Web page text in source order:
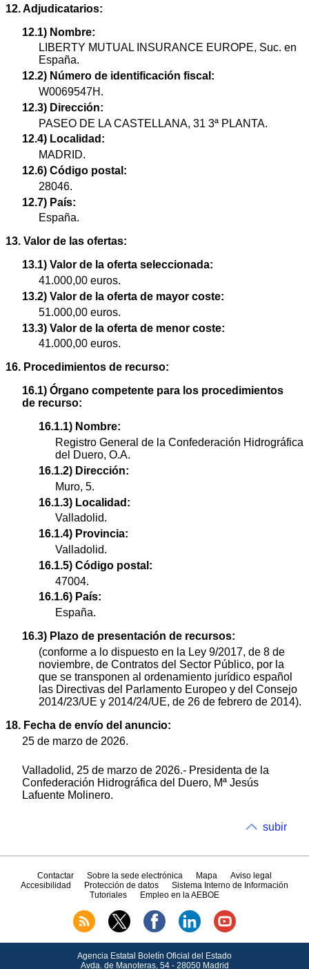
12. Adjudicatarios:
12.1) Nombre:
LIBERTY MUTUAL INSURANCE EUROPE, Suc. en
España.
12.2) Número de identificación fiscal:
W0069547H.
12.3) Dirección:
PASEO DE LA CASTELLANA, 31 3ª PLANTA.
12.4) Localidad:
MADRID.
12.6) Código postal:
28046.
12.7) País:
España.
13. Valor de las ofertas:
13.1) Valor de la oferta seleccionada:
41.000,00 euros.
13.2) Valor de la oferta de mayor coste:
51.000,00 euros.
13.3) Valor de la oferta de menor coste:
41.000,00 euros.
16. Procedimientos de recurso:
16.1) Órgano competente para los procedimientos
de recurso:
16.1.1) Nombre:
Registro General de la Confederación Hidrográfica
del Duero, O.A.
16.1.2) Dirección:
Muro, 5.
16.1.3) Localidad:
Valladolid.
16.1.4) Provincia:
Valladolid.
16.1.5) Código postal:
47004.
16.1.6) País:
España.
16.3) Plazo de presentación de recursos:
(conforme a lo dispuesto en la Ley 9/2017, de 8 de
noviembre, de Contratos del Sector Público, por la
que se transponen al ordenamiento jurídico español
las Directivas del Parlamento Europeo y del Consejo
2014/23/UE y 2014/24/UE, de 26 de febrero de 2014).
18. Fecha de envío del anuncio:
25 de marzo de 2026.
Valladolid, 25 de marzo de 2026.- Presidenta de la
Confederación Hidrográfica del Duero, Mª Jesús
Lafuente Molinero.
subir
Contactar Sobre la sede electrónica Mapa
Aviso legal
Accesibilidad
Protección de datos
Sistema Interno de Información
Tutoriales
Empleo en la AEBOE
Agencia Estatal Boletín Oficial del Estado
Avda. de Manoteras, 54 - 28050 Madrid